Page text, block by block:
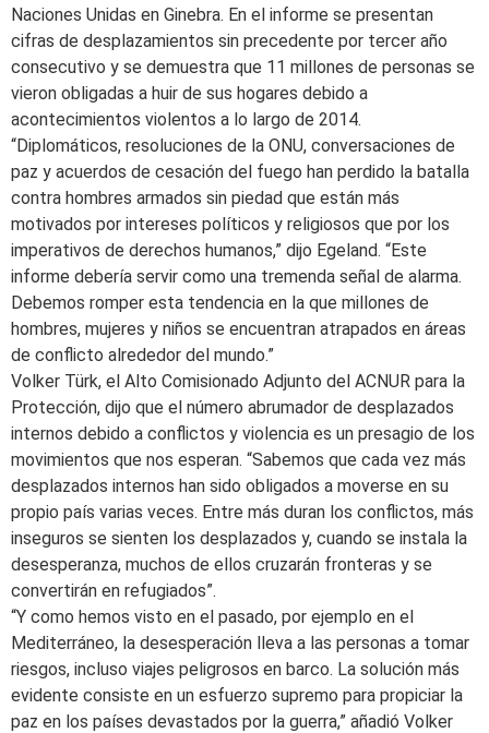
Naciones Unidas en Ginebra. En el informe se presentan
cifras de desplazamientos sin precedente por tercer año
consecutivo y se demuestra que 11 millones de personas se
vieron obligadas a huir de sus hogares debido a
acontecimientos violentos a lo largo de 2014.
“Diplomáticos, resoluciones de la ONU, conversaciones de
paz y acuerdos de cesación del fuego han perdido la batalla
contra hombres armados sin piedad que están más
motivados por intereses políticos y religiosos que por los
imperativos de derechos humanos,” dijo Egeland. “Este
informe debería servir como una tremenda señal de alarma.
Debemos romper esta tendencia en la que millones de
hombres, mujeres y niños se encuentran atrapados en áreas
de conflicto alrededor del mundo.”
Volker Türk, el Alto Comisionado Adjunto del ACNUR para la
Protección, dijo que el número abrumador de desplazados
internos debido a conflictos y violencia es un presagio de los
movimientos que nos esperan. “Sabemos que cada vez más
desplazados internos han sido obligados a moverse en su
propio país varias veces. Entre más duran los conflictos, más
inseguros se sienten los desplazados y, cuando se instala la
desesperanza, muchos de ellos cruzarán fronteras y se
convertirán en refugiados”.
“Y como hemos visto en el pasado, por ejemplo en el
Mediterráneo, la desesperación lleva a las personas a tomar
riesgos, incluso viajes peligrosos en barco. La solución más
evidente consiste en un esfuerzo supremo para propiciar la
paz en los países devastados por la guerra,” añadió Volker